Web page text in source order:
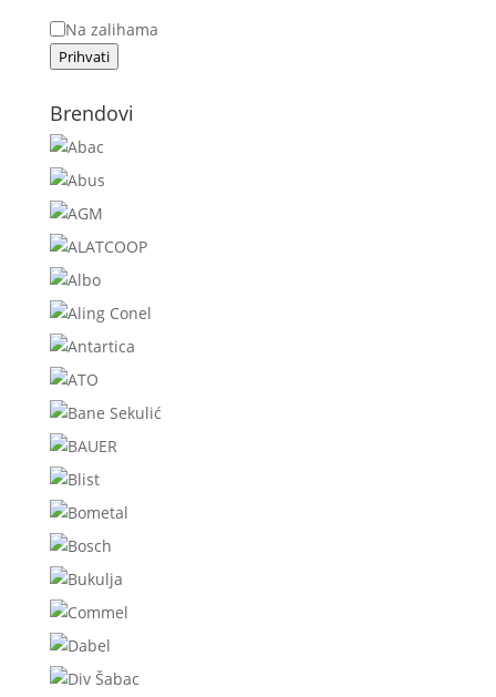
Status
Na zalihama
Prihvati
Brendovi